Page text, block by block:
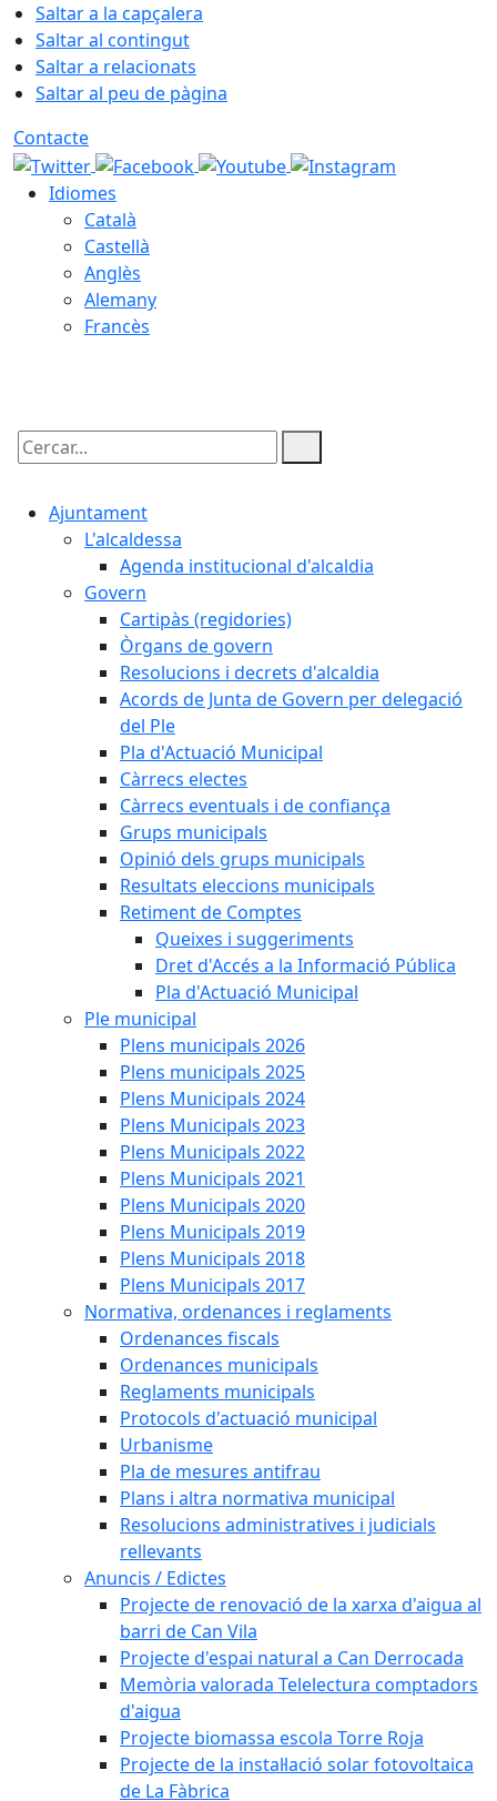
Saltar a la capçalera
Saltar al contingut
Saltar a relacionats
Saltar al peu de pàgina
Contacte
Idiomes
Català
Castellà
Anglès
Alemany
Francès
Cercar:
Ajuntament
L'alcaldessa
Agenda institucional d'alcaldia
Govern
Cartipàs (regidories)
Òrgans de govern
Resolucions i decrets d'alcaldia
Acords de Junta de Govern per delegació
del Ple
Pla d'Actuació Municipal
Càrrecs electes
Càrrecs eventuals i de confiança
Grups municipals
Opinió dels grups municipals
Resultats eleccions municipals
Retiment de Comptes
Queixes i suggeriments
Dret d'Accés a la Informació Pública
Pla d'Actuació Municipal
Ple municipal
Plens municipals 2026
Plens municipals 2025
Plens Municipals 2024
Plens Municipals 2023
Plens Municipals 2022
Plens Municipals 2021
Plens Municipals 2020
Plens Municipals 2019
Plens Municipals 2018
Plens Municipals 2017
Normativa, ordenances i reglaments
Ordenances fiscals
Ordenances municipals
Reglaments municipals
Protocols d'actuació municipal
Urbanisme
Pla de mesures antifrau
Plans i altra normativa municipal
Resolucions administratives i judicials
rellevants
Anuncis / Edictes
Projecte de renovació de la xarxa d'aigua al
barri de Can Vila
Projecte d'espai natural a Can Derrocada
Memòria valorada Telelectura comptadors
d'aigua
Projecte biomassa escola Torre Roja
Projecte de la instal·lació solar fotovoltaica
de La Fàbrica